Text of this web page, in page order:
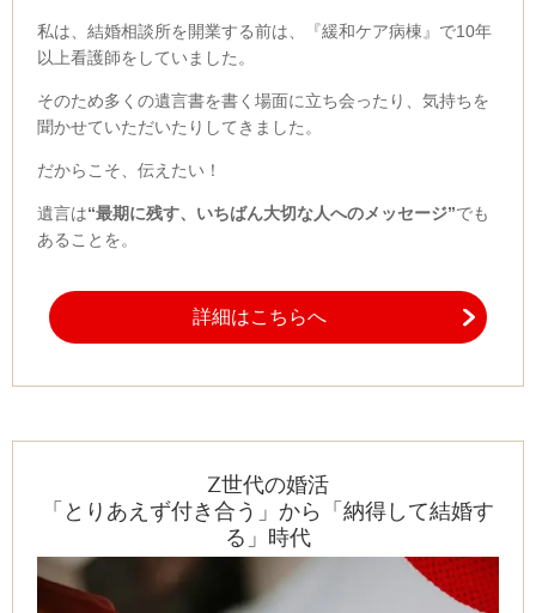
私は、結婚相談所を開業する前は、『緩和ケア病棟』で10年
以上看護師をしていました。
そのため多くの遺言書を書く場面に立ち会ったり、気持ちを
聞かせていただいたりしてきました。
だからこそ、伝えたい！
遺言は“最期に残す、いちばん大切な人へのメッセージ”でも
あることを。
詳細はこちらへ
Z世代の婚活
「とりあえず付き合う」から「納得して結婚す
る」時代